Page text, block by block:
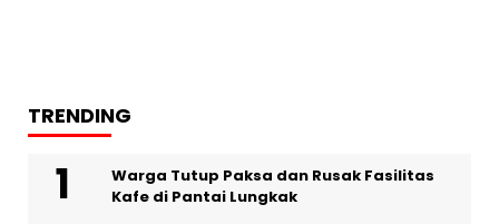
TRENDING
Warga Tutup Paksa dan Rusak Fasilitas
Kafe di Pantai Lungkak